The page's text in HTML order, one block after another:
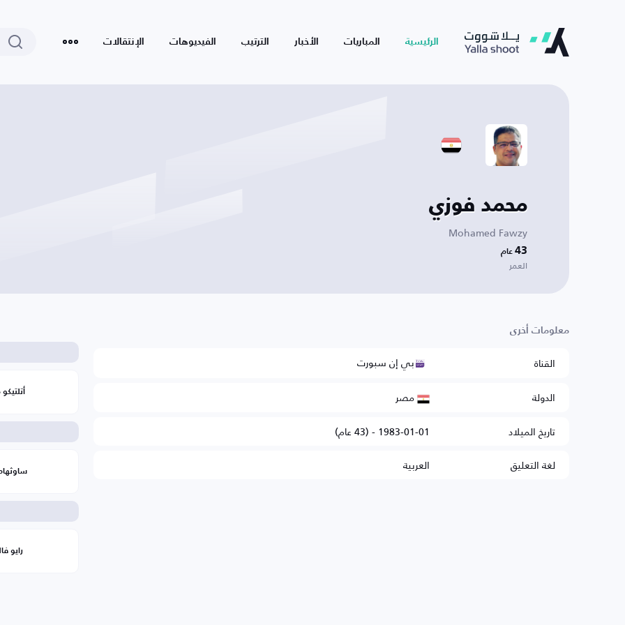
الرئيسية المباريات الأخبار الترتيب الفيديوهات الإنتقالات
محمد فوزي
Mohamed Fawzy
43 عام
العمر
معلومات أخرى
القناة
بي إن سبورت
الدولة
مصر
تاريخ الميلاد
1983-01-01 - (43 عام)
لغة التعليق
العربية
رايو